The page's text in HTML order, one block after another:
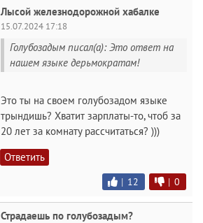
Лысой железнодорожной хабалке
15.07.2024 17:18
Голубозадым писал(а): Это ответ на
нашем языке дерьмократам!
Это ты на своем голубозадом языке
трындишь? Хватит зарплаты-то, чтоб за
20 лет за комнату рассчитаться? )))
Ответить
| 12 | 0
Страдаешь по голубозадым?